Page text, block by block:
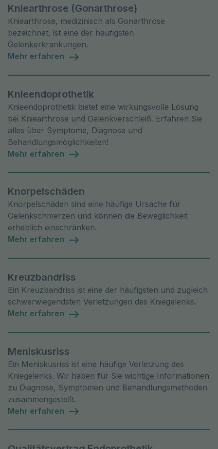
Kniearthrose (Gonarthrose)
Kniearthrose, medizinisch als Gonarthrose
bezeichnet, ist eine der häufigsten
Gelenkerkrankungen.
Mehr erfahren
Knieendoprothetik
Knieendoprothetik bietet eine wirkungsvolle Lösung
bei Kniearthrose und Gelenkverschleiß. Erfahren Sie
alles über Symptome, Diagnose und
Behandlungsmöglichkeiten!
Mehr erfahren
Knorpelschäden
Knorpelschäden sind eine häufige Ursache für
Gelenkschmerzen und können die Beweglichkeit
erheblich einschränken.
Mehr erfahren
Kreuzbandriss
Ein Kreuzbandriss ist eine der häufigsten und zugleich
schwerwiegendsten Verletzungen des Kniegelenks.
Mehr erfahren
Meniskusriss
Ein Meniskusriss ist eine häufige Verletzung des
Kniegelenks. Wir haben für Sie wichtige Informationen
zu Diagnose, Symptomen und Behandlungsmethoden
zusammengestellt.
Mehr erfahren